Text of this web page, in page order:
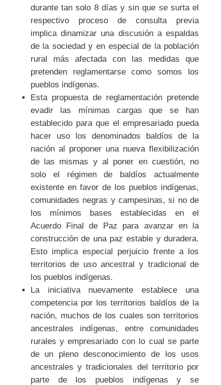
durante tan solo 8 días y sin que se surta el
respectivo proceso de consulta previa
implica dinamizar una discusión a espaldas
de la sociedad y en especial de la población
rural más afectada con las medidas que
pretenden reglamentarse como somos los
pueblos indígenas.
Esta propuesta de reglamentación pretende
evadir las mínimas cargas que se han
establecido para que el empresariado pueda
hacer uso los denominados baldíos de la
nación al proponer una nueva flexibilización
de las mismas y al poner en cuestión, no
solo el régimen de baldíos actualmente
existente en favor de los pueblos indígenas,
comunidades negras y campesinas, si no de
los mínimos bases establecidas en el
Acuerdo Final de Paz para avanzar en la
construcción de una paz estable y duradera.
Esto implica especial perjuicio frente a los
territorios de uso ancestral y tradicional de
los pueblos indígenas.
La iniciativa nuevamente establece una
competencia por los territorios baldíos de la
nación, muchos de los cuales son territorios
ancestrales indígenas, entre comunidades
rurales y empresariado con lo cual se parte
de un pleno desconocimiento de los usos
ancestrales y tradicionales del territorio por
parte de los pueblos indígenas y se